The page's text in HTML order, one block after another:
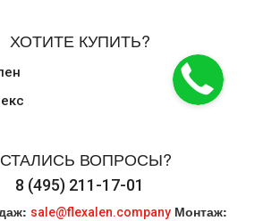
ХОТИТЕ КУПИТЬ?
ВОПРОСЫ?
8 (495) 211-17-01
sale@flexalen.company Монтаж: